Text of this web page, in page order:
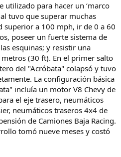
utilizado para hacer un ‘marco
tuvo que superar muchas
superior a 100 mph, ir de 0 a 60
poseer un fuerte sistema de
esquinas; y resistir una
(30 ft). En el primer salto
del "Acróbata" colapsó y tuvo
La configuración básica
incluía un motor V8 Chevy de
el eje trasero, neumáticos
neumáticos traseros 4x4 de
de Camiones Baja Racing.
tomó nueve meses y costó